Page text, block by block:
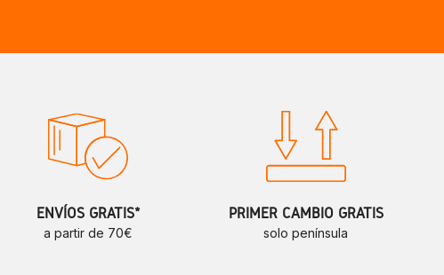
ENVÍOS GRATIS*
a partir de 70€
PRIMER CAMBIO GRATIS
solo península